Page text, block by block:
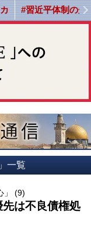
#習近平体制の光
一覧
」 (9)
は不良債権処